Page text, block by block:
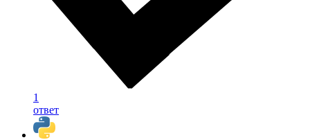
1
ответ